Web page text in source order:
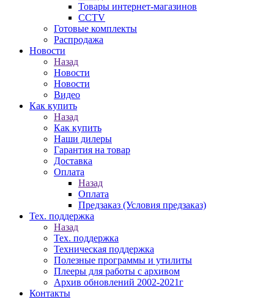
Товары интернет-магазинов
CCTV
Готовые комплекты
Распродажа
Новости
Назад
Новости
Новости
Видео
Как купить
Назад
Как купить
Наши дилеры
Гарантия на товар
Доставка
Оплата
Назад
Оплата
Предзаказ (Условия предзаказ)
Тех. поддержка
Назад
Тех. поддержка
Техническая поддержка
Полезные программы и утилиты
Плееры для работы с архивом
Архив обновлений 2002-2021г
Контакты